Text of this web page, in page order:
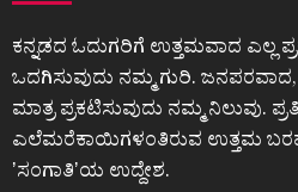
ಕನ್ನಡದ ಓದುಗರಿಗೆ ಉತ್ತಮವಾದ ಎಲ್ಲ
ಒದಗಿಸುವುದು ನಮ್ಮ ಗುರಿ.
ಮಾತ್ರ ಪ್ರಕಟಿಸುವುದು ನಮ್ಮ ನಿಲುವು.
ಎಲೆಮರೆಕಾಯಿಗಳಂತಿರುವ ಉತ್ತಮ
ʼಸಂಗಾತಿʼಯ ಉದ್ದೇಶ.